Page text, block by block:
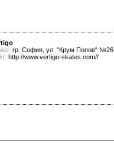
гр. София, ул. "Крум Попов" №26
http://www.vertigo-skates.com//